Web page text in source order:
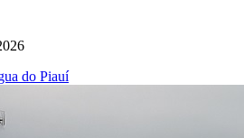
D' Água do Piauí
– Brasil